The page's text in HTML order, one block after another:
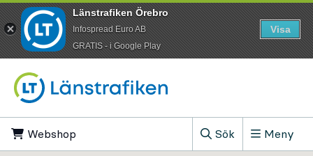
Webshop
Sök
, Visa sökfältet
Meny
Länstrafiken Örebro
Infospread Euro AB
​GRATIS - i Google Play
Visa